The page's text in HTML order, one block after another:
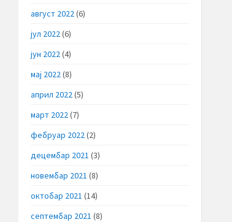
август 2022(6)
јул 2022(6)
јун 2022(4)
мај 2022(8)
април 2022(5)
март 2022(7)
фебруар 2022(2)
децембар 2021 (3)
новембар 2021 (8)
октобар 2021 (14)
септембар 2021 (8)